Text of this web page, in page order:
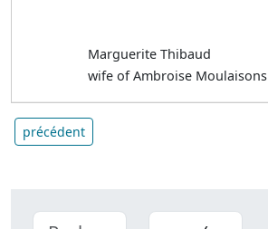
Marguerite Thibaud
wife of Ambroise Moulaisons
précédent